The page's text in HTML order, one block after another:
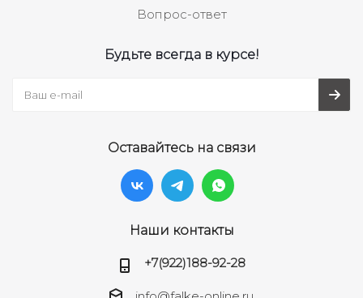
Вопрос-ответ
Будьте всегда в курсе!
Оставайтесь на связи
Наши контакты
+7(922)188-92-28